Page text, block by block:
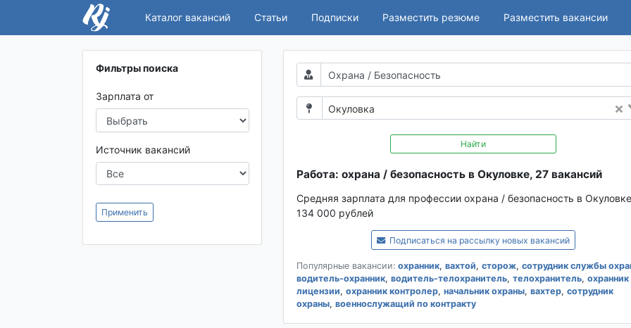
Каталог вакансий Статьи Подписки Разместить резюме Разместить вакансии
Фильтры поиска
Зарплата от
Источник вакансий
Применить
Окуловка
Найти
Работа: охрана / безопасность в Окуловке, 27 вакансий
Средняя зарплата для профессии охрана / безопасность в
134 000 рублей
Подписаться на рассылку новых вакансий
Популярные вакансии: охранник, вахтой, сторож, сотрудник службы
водитель-охранник, водитель-телохранитель, телохранитель, охранник
лицензии, охранник контролер, начальник охраны, вахтер, сотрудник
охраны, военнослужащий по контракту